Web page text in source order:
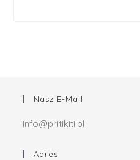
Nasz E-Mail
info@pritikiti.pl
Adres